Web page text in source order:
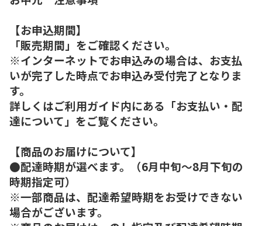
【お申込期間】
「販売期間」をご確認ください。
※インターネットでお申込みの場合は、お支払
いが完了した時点でお申込み受付完了となりま
す。
詳しくはご利用ガイド内にある「お支払い・配
達について」をご覧ください。
【商品のお届けについて】
●配達時期が選べます。（6月中旬～8月下旬の
時期指定可）
※一部商品は、配達希望時期をお受けできない
場合がございます。